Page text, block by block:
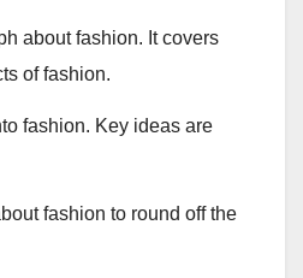
about fashion. It covers
of fashion.
fashion. Key ideas are
fashion to round off the